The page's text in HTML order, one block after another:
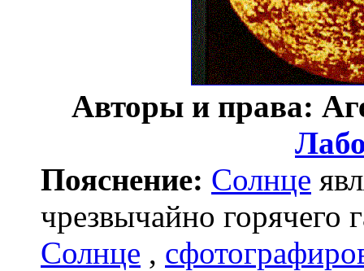
Авторы и права:
Пояснение: Солнце
чрезвычайно горячего
Солнце ,